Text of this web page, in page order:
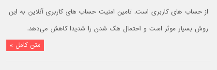
از حساب‌ های کاربری است. تامین امنیت حساب های کاربری آنلاین به این
روش بسیار موثر است و احتمال هک شدن را شدیدا کاهش می‌دهد.
متن کامل »